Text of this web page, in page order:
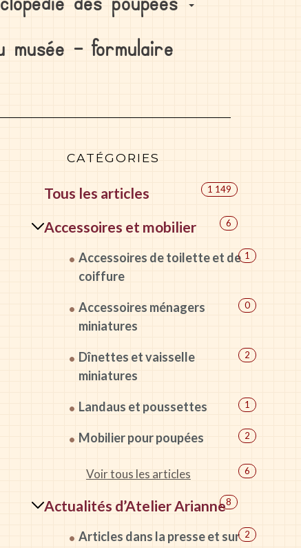
– formulaire
CATÉGORIES
Tous les articles 1 149
Accessoires et mobilier 6
Accessoires de toilette et de
coiffure
1
Accessoires ménagers
miniatures
0
Dînettes et vaisselle
miniatures
2
Landaus et poussettes 1
Mobilier pour poupées 2
Voir tous les articles 6
Actualités d’Atelier Arianne8
Articles dans la presse et sur 2